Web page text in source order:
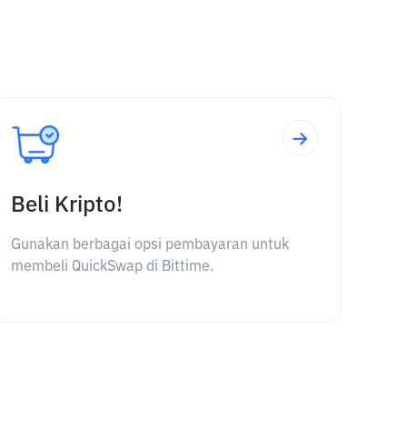
Beli Kripto!
Gunakan berbagai opsi pembayaran untuk
membeli QuickSwap di Bittime.